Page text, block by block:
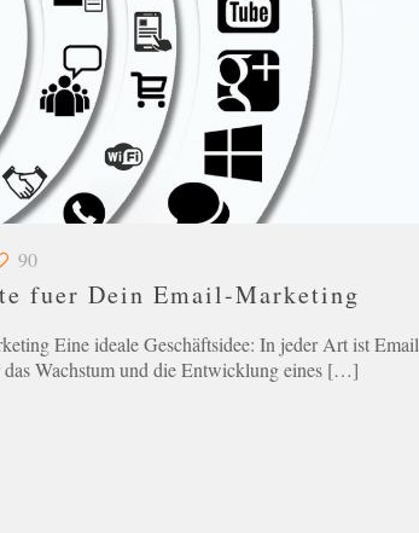
90
fuer Dein Email-Marketing
Eine ideale Geschäftsidee: In jeder Art ist Email
Wachstum und die Entwicklung eines […]